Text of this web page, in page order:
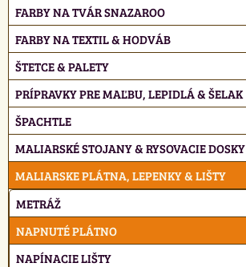
FARBY NA TVÁR SNAZAROO
FARBY NA TEXTIL & HODVÁB
ŠTETCE & PALETY
PRÍPRAVKY PRE MAĽBU, LEPIDLÁ & ŠELAK
ŠPACHTLE
MALIARSKÉ STOJANY & RYSOVACIE DOSKY
MALIARSKE PLÁTNA, LEPENKY & LIŠTY
METRÁŽ
NAPNUTÉ PLÁTNO
NAPÍNACIE LIŠTY